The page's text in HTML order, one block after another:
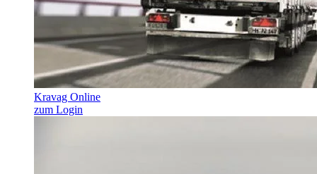
Kravag Online
zum Login